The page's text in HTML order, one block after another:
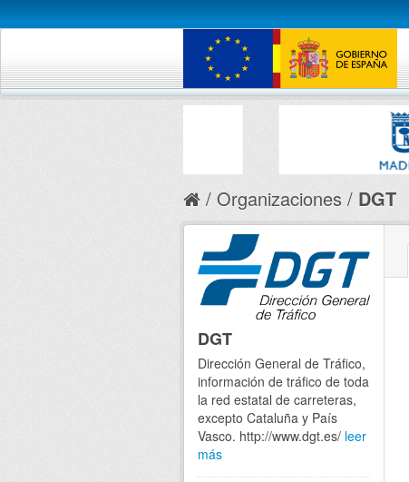
Organizaciones DGT
DGT
Dirección General de Tráfico,
información de tráfico de toda
la red estatal de carreteras,
excepto Cataluña y País
Vasco. http://www.dgt.es/ leer
más